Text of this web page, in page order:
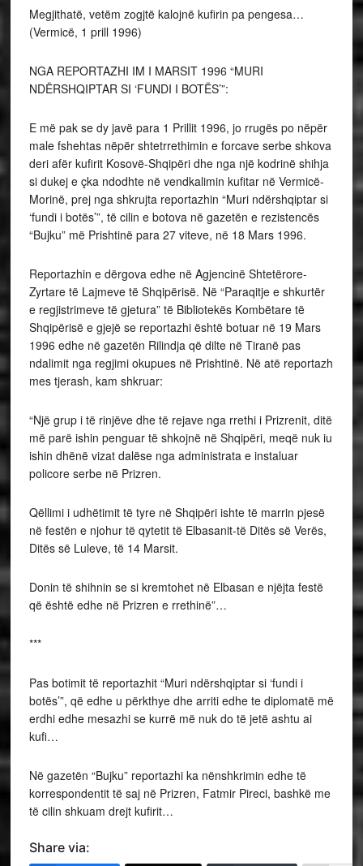
Megjithatë, vetëm zogjtë kalojnë kufirin pa pengesa…
(Vermicë, 1 prill 1996)
NGA REPORTAZHI IM I MARSIT 1996 “MURI
NDËRSHQIPTAR SI ‘FUNDI I BOTËS’”:
E më pak se dy javë para 1 Prillit 1996, jo rrugës po nëpër
male fshehtas nëpër shtetrrethimin e forcave serbe shkova
deri afër kufirit Kosovë-Shqipëri dhe nga një kodrinë shihja
si dukej e çka ndodhte në vendkalimin kufitar në Vermicë-
Morinë, prej nga shkrujta reportazhin “Muri ndërshqiptar si
‘fundi i botës’”, të cilin e botova në gazetën e rezistencës
“Bujku” më Prishtinë para 27 viteve, në 18 Mars 1996.
Reportazhin e dërgova edhe në Agjencinë Shtetërore-
Zyrtare të Lajmeve të Shqipërisë. Në “Paraqitje e shkurtër
e regjistrimeve të gjetura” të Bibliotekës Kombëtare të
Shqipërisë e gjejë se reportazhi është botuar në 19 Mars
1996 edhe në gazetën Rilindja që dilte në Tiranë pas
ndalimit nga regjimi okupues në Prishtinë. Në atë reportazh
mes tjerash, kam shkruar:
“Një grup i të rinjëve dhe të rejave nga rrethi i Prizrenit, ditë
më parë ishin penguar të shkojnë në Shqipëri, meqë nuk iu
ishin dhënë vizat dalëse nga administrata e instaluar
policore serbe në Prizren.
Qëllimi i udhëtimit të tyre në Shqipëri ishte të marrin pjesë
në festën e njohur të qytetit të Elbasanit-të Ditës së Verës,
Ditës së Luleve, të 14 Marsit.
Donin të shihnin se si kremtohet në Elbasan e njëjta festë
që është edhe në Prizren e rrethinë”…
***
Pas botimit të reportazhit “Muri ndërshqiptar si ‘fundi i
botës’”, që edhe u përkthye dhe arriti edhe te diplomatë më
erdhi edhe mesazhi se kurrë më nuk do të jetë ashtu ai
kufi…
Në gazetën “Bujku” reportazhi ka nënshkrimin edhe të
korrespondentit të saj në Prizren, Fatmir Pireci, bashkë me
të cilin shkuam drejt kufirit…
Share via: